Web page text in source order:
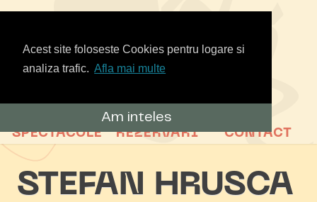
Acest site foloseste Cookies pentru logare si
analiza trafic. Afla mai multe
Am inteles
SPECTACOLE REZERVARI CONTACT
STEFAN HRUSCA